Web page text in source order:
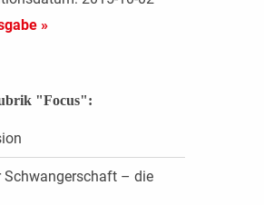
»
"Focus":
Schwangerschaft – die